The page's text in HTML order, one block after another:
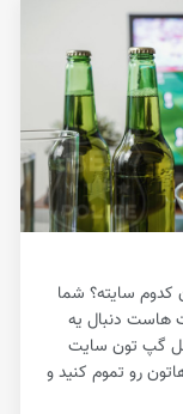
کدوم سایته؟ شما
هاست دنبال یه
گپ تون سایت
رو تموم کنید و